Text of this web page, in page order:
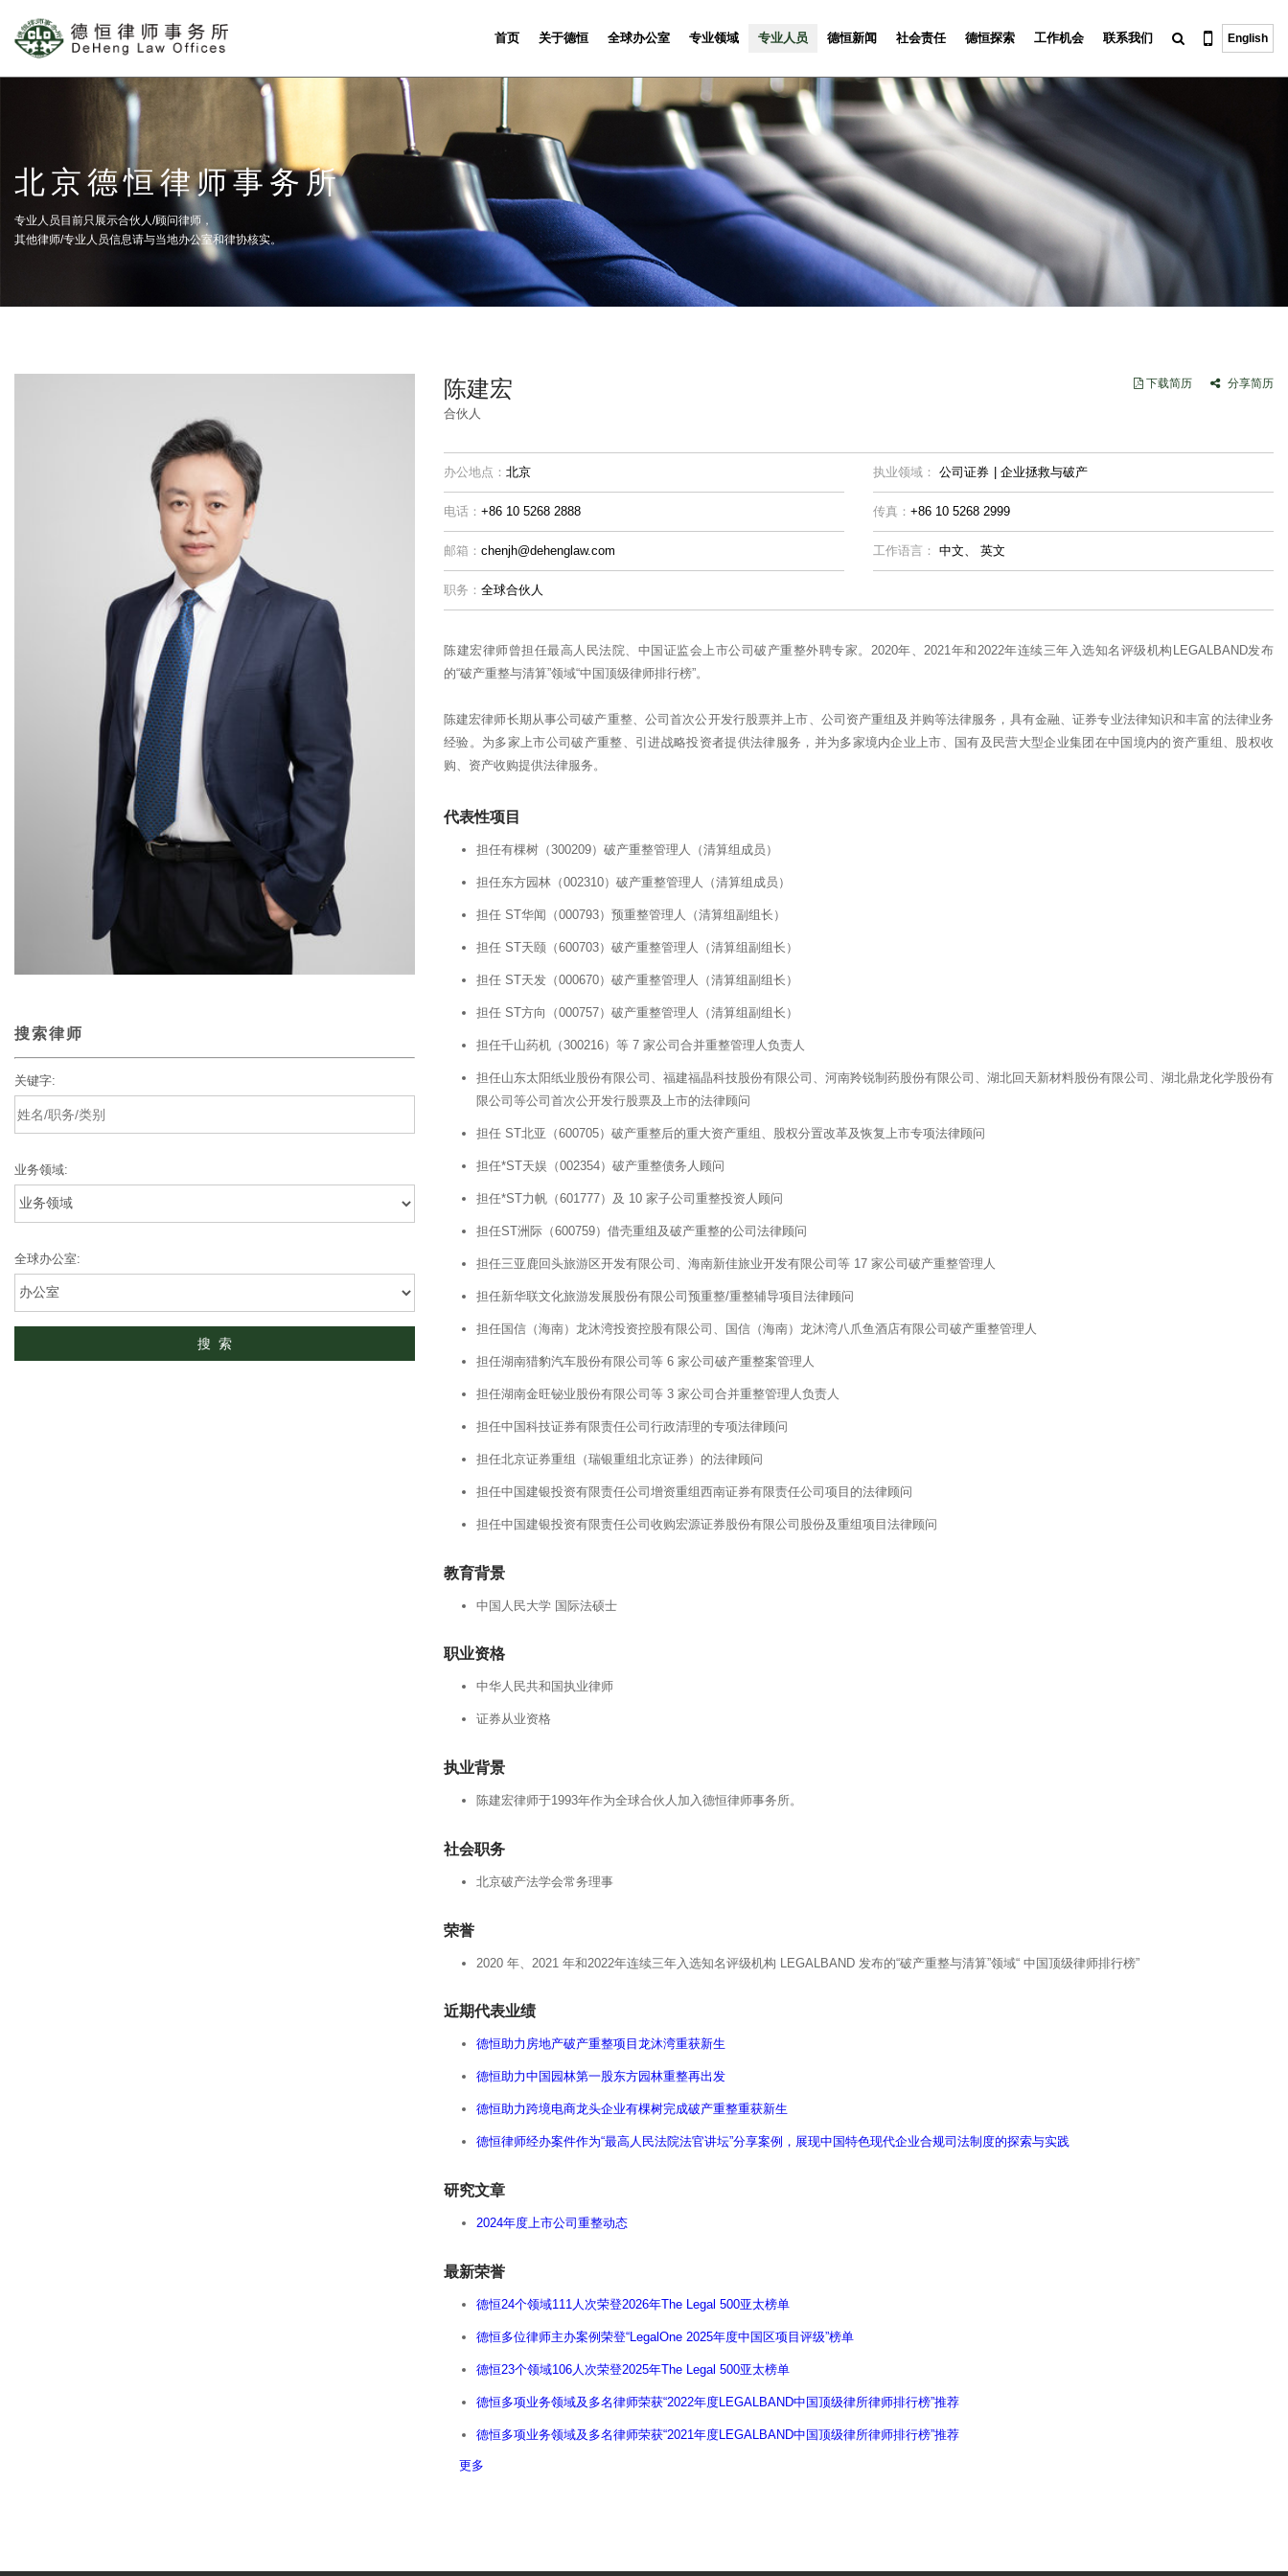
首页 关于德恒 全球办公室 专业领域 专业人员 德恒新闻 社会责任 德恒探索 工作机会 联系我们 English
北京德恒律师事务所
专业人员目前只展示合伙人/顾问律师，
其他律师/专业人员信息请与当地办公室和律协核实。
搜索律师
关键字:
业务领域:
全球办公室:
陈建宏
合伙人
下载简历 分享简历
办公地点： 北京 执业领域： 公司证券 企业拯救与破产
电话： +86 10 5268 2888 传真： +86 10 5268 2999
邮箱： chenjh@dehenglaw.com 工作语言： 中文、 英文
职务： 全球合伙人
陈建宏律师曾担任最高人民法院、中国证监会上市公司破产重整外聘专家。2020年、2021年和2022年连续三年入选知名评级机构LEGALBAND发布
的“破产重整与清算”领域“中国顶级律师排行榜”。
陈建宏律师长期从事公司破产重整、公司首次公开发行股票并上市、公司资产重组及并购等法律服务，具有金融、证券专业法律知识和丰富的法律业务
经验。为多家上市公司破产重整、引进战略投资者提供法律服务，并为多家境内企业上市、国有及民营大型企业集团在中国境内的资产重组、股权收
购、资产收购提供法律服务。
代表性项目
担任有棵树（300209）破产重整管理人（清算组成员）
担任东方园林（002310）破产重整管理人（清算组成员）
担任 ST华闻（000793）预重整管理人（清算组副组长）
担任 ST天颐（600703）破产重整管理人（清算组副组长）
担任 ST天发（000670）破产重整管理人（清算组副组长）
担任 ST方向（000757）破产重整管理人（清算组副组长）
担任千山药机（300216）等 7 家公司合并重整管理人负责人
担任山东太阳纸业股份有限公司、福建福晶科技股份有限公司、河南羚锐制药股份有限公司、湖北回天新材料股份有限公司、湖北鼎龙化学股份有
限公司等公司首次公开发行股票及上市的法律顾问
担任 ST北亚（600705）破产重整后的重大资产重组、股权分置改革及恢复上市专项法律顾问
担任*ST天娱（002354）破产重整债务人顾问
担任*ST力帆（601777）及 10 家子公司重整投资人顾问
担任ST洲际（600759）借壳重组及破产重整的公司法律顾问
担任三亚鹿回头旅游区开发有限公司、海南新佳旅业开发有限公司等 17 家公司破产重整管理人
担任新华联文化旅游发展股份有限公司预重整/重整辅导项目法律顾问
担任国信（海南）龙沐湾投资控股有限公司、国信（海南）龙沐湾八爪鱼酒店有限公司破产重整管理人
担任湖南猎豹汽车股份有限公司等 6 家公司破产重整案管理人
担任湖南金旺铋业股份有限公司等 3 家公司合并重整管理人负责人
担任中国科技证券有限责任公司行政清理的专项法律顾问
担任北京证券重组（瑞银重组北京证券）的法律顾问
担任中国建银投资有限责任公司增资重组西南证券有限责任公司项目的法律顾问
担任中国建银投资有限责任公司收购宏源证券股份有限公司股份及重组项目法律顾问
教育背景
中国人民大学 国际法硕士
职业资格
中华人民共和国执业律师
证券从业资格
执业背景
陈建宏律师于1993年作为全球合伙人加入德恒律师事务所。
社会职务
北京破产法学会常务理事
荣誉
2020 年、2021 年和2022年连续三年入选知名评级机构 LEGALBAND 发布的“破产重整与清算”领域“ 中国顶级律师排行榜”
近期代表业绩
德恒助力房地产破产重整项目龙沐湾重获新生
德恒助力中国园林第一股东方园林重整再出发
德恒助力跨境电商龙头企业有棵树完成破产重整重获新生
德恒律师经办案件作为“最高人民法院法官讲坛”分享案例，展现中国特色现代企业合规司法制度的探索与实践
研究文章
2024年度上市公司重整动态
最新荣誉
德恒24个领域111人次荣登2026年The Legal 500亚太榜单
德恒多位律师主办案例荣登“LegalOne 2025年度中国区项目评级”榜单
德恒23个领域106人次荣登2025年The Legal 500亚太榜单
德恒多项业务领域及多名律师荣获“2022年度LEGALBAND中国顶级律所律师排行榜”推荐​
德恒多项业务领域及多名律师荣获“2021年度LEGALBAND中国顶级律所律师排行榜”推荐
更多